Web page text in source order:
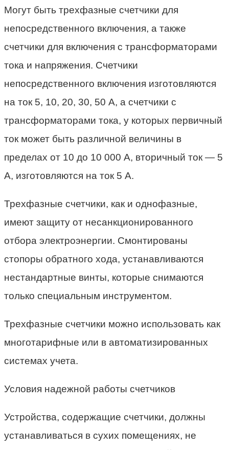
Могут быть трехфазные счетчики для
непосредственного включения, а также
счетчики для включения с трансформаторами
тока и напряжения. Счетчики
непосредственного включения изготовляются
на ток 5, 10, 20, 30, 50 А, а счетчики с
трансформаторами тока, у которых первичный
ток может быть различной величины в
пределах от 10 до 10 000 А, вторичный ток — 5
А, изготовляются на ток 5 А.
Трехфазные счетчики, как и однофазные,
имеют защиту от несанкционированного
отбора электроэнергии. Смонтированы
стопоры обратного хода, устанавливаются
нестандартные винты, которые снимаются
только специальным инструментом.
Трехфазные счетчики можно использовать как
многотарифные или в автоматизированных
системах учета.
Условия надежной работы счетчиков
Устройства, содержащие счетчики, должны
устанавливаться в сухих помещениях, не